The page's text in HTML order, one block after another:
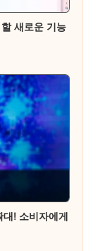
새로운 기능
! 소비자에게